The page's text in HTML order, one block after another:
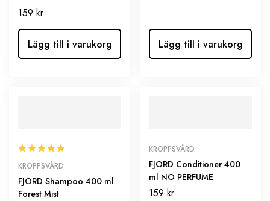
159 kr
Lägg till i varukorg Lägg till i varukorg
KROPPSVÅRD
FJORD Shampoo 400 ml
Forest Mist
KROPPSVÅRD
FJORD Conditioner 400
ml NO PERFUME
159 kr